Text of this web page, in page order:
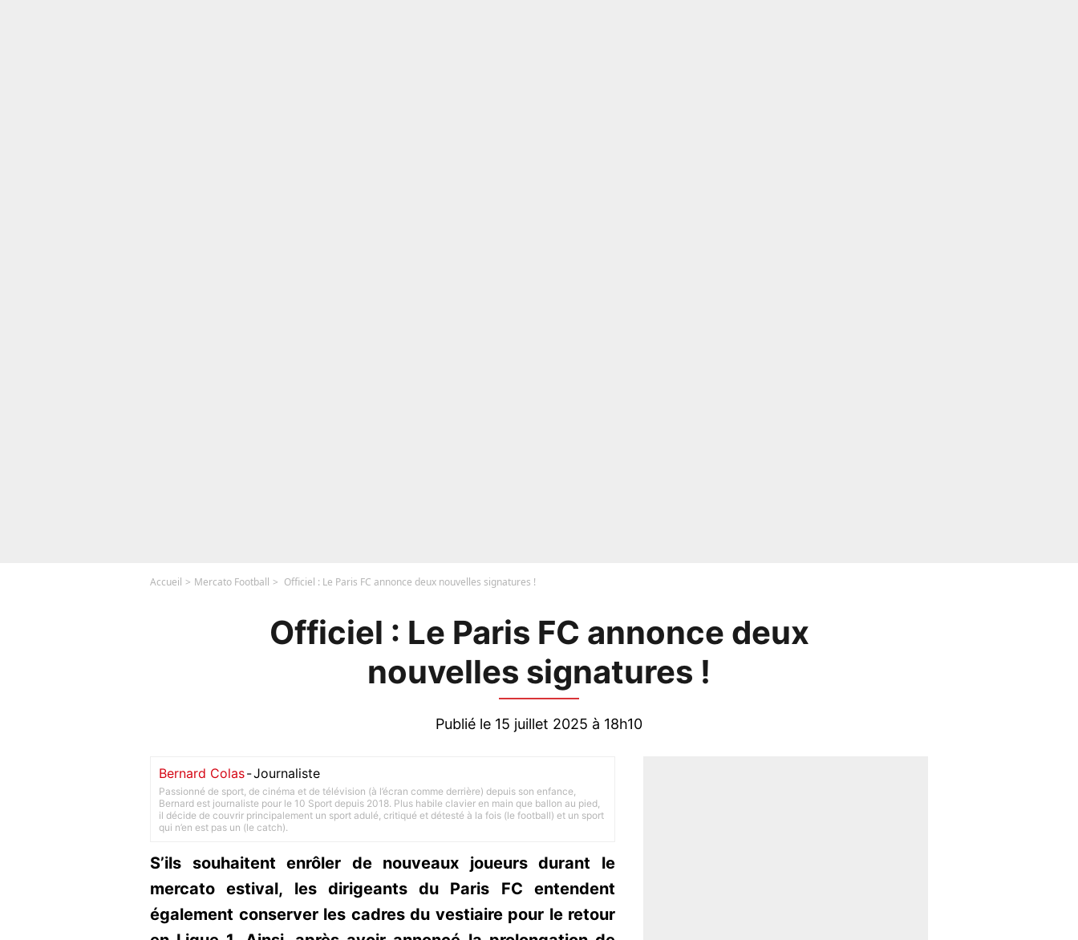
Accueil Mercato Football Officiel : Le Paris FC annonce deux nouvelles signatures !
Officiel : Le Paris FC annonce deux
nouvelles signatures !
Publié le 15 juillet 2025 à 18h10
Bernard Colas-Journaliste
Passionné de sport, de cinéma et de télévision (à l’écran comme derrière) depuis son enfance,
Bernard est journaliste pour le 10 Sport depuis 2018. Plus habile clavier en main que ballon au pied,
il décide de couvrir principalement un sport adulé, critiqué et détesté à la fois (le football) et un sport
qui n’en est pas un (le catch).
S’ils souhaitent enrôler de nouveaux joueurs durant le
mercato estival, les dirigeants du Paris FC entendent
également conserver les cadres du vestiaire pour le retour